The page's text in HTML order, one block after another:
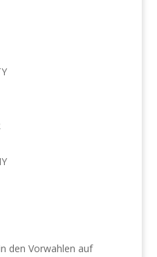
den Vorwahlen auf